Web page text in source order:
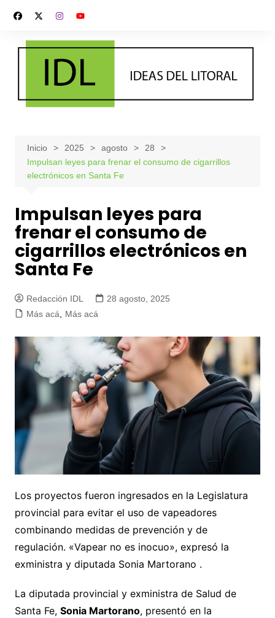
contenido
Inicio 2025 agosto
28
Impulsan leyes para frenar el consumo de cigarrillos
electrónicos en Santa Fe
Impulsan leyes para
frenar el consumo de
cigarrillos electrónicos en
Santa Fe
Redacción IDL
28 agosto, 2025
Más acá, Más acá
Los proyectos fueron ingresados en la Legislatura
provincial para evitar el uso de vapeadores
combinando medidas de prevención y de
regulación. «Vapear no es inocuo», expresó la
exministra y diputada Sonia Martorano .
La diputada provincial y exministra de Salud de
Santa Fe, Sonia Martorano, presentó en la